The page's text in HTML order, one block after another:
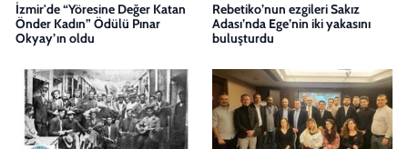
İzmir'de “Yöresine Değer Katan
Önder Kadın” Ödülü Pınar
Okyay’ın oldu
Rebetiko’nun ezgileri Sakız
Adası’nda Ege’nin iki yakasını
buluşturdu